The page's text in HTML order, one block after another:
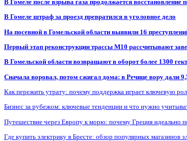
В Гомеле после взрыва газа продолжается
В Гомеле штраф за проезд превратился в уголовное дело
На посевной в Гомельской области выявили 16
Первый этап реконструкции трассы М10 рассчитывают
В Гомельской области возвращают в оборот более 1300
Сначала воровал, потом сжигал дома: в Речице вору дали
Как пережить утрату: почему поддержка играет ключевую
Бизнес за рубежом: ключевые тенденции и что нужно
Путешествие через Европу к морю: почему Греция идеально
Где купить электрику в Бресте: обзор популярных магазинов